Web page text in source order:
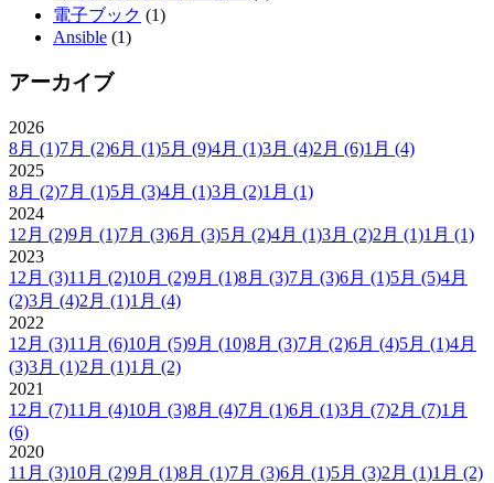
電子ブック (1)
Ansible (1)
アーカイブ
2026
8月 (1)7月 (2)6月 (1)5月 (9)4月 (1)3月 (4)2月 (6)1月 (4)
2025
8月 (2)7月 (1)5月 (3)4月 (1)3月 (2)1月 (1)
2024
12月 (2)9月 (1)7月 (3)6月 (3)5月 (2)4月 (1)3月 (2)2月 (1)1月 (1)
2023
12月 (3)11月 (2)10月 (2)9月 (1)8月 (3)7月 (3)6月 (1)5月 (5)4月
(2)3月 (4)2月 (1)1月 (4)
2022
12月 (3)11月 (6)10月 (5)9月 (10)8月 (3)7月 (2)6月 (4)5月 (1)4月
(3)3月 (1)2月 (1)1月 (2)
2021
12月 (7)11月 (4)10月 (3)8月 (4)7月 (1)6月 (1)3月 (7)2月 (7)1月
(6)
2020
11月 (3)10月 (2)9月 (1)8月 (1)7月 (3)6月 (1)5月 (3)2月 (1)1月 (2)